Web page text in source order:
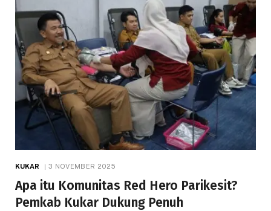
KUKAR 3 NOVEMBER 2025
Apa itu Komunitas Red Hero Parikesit?
Pemkab Kukar Dukung Penuh